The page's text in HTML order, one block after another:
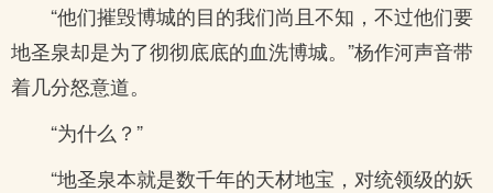
“他们摧毁博城的目的我们尚且不知，不过他们要
地圣泉却是为了彻彻底底的血洗博城。”杨作河声音带
着几分怒意道。
“为什么？”
“地圣泉本就是数千年的天材地宝，对统领级的妖